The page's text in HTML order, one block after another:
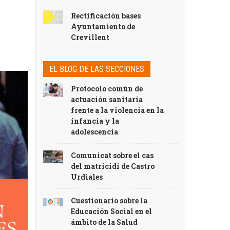
Rectificación bases
Ayuntamiento de
Crevillent
EL BLOG DE LAS SECCIONES
Protocolo común de
actuación sanitaria
frente a la violencia en la
infancia y la
adolescencia
Comunicat sobre el cas
del matricidi de Castro
Urdiales
Cuestionario sobre la
Educación Social en el
ámbito de la Salud